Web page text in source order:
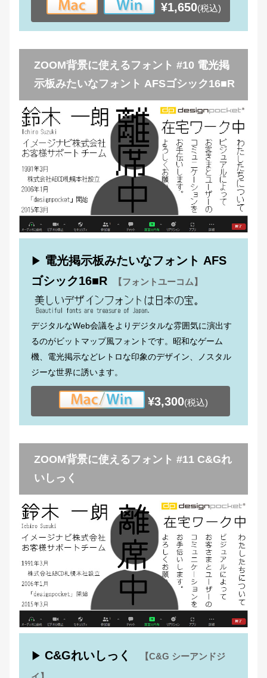
¥1,650(税込)
ZOOM背景に使えるフォント #10 電光掲
示板みたいなフォント AFSゴシック16■R
▶ 電光掲示板みたいなフォント AFS
ゴシック16■R
【フォントユーコム】
デジタルなWeb会議をよりデジタルな雰囲気に演出す
るのがビットマップ風フォントです。昭和なゲーム
機、電光掲示などレトロな印象のデザイン、ノスタル
ジーな世界に誘います。
¥3,300(税込)
ZOOM背景に使えるフォント #11 C&Gれ
いしっく
▶ C&Gれいしっく
【C&G シーアンドジ